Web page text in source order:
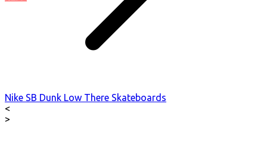
Nike SB Dunk Low There Skateboards
<
>